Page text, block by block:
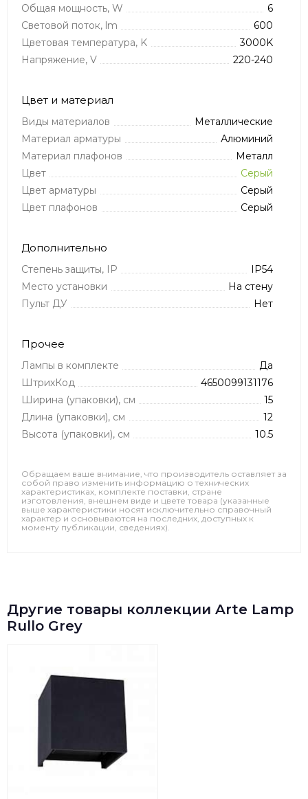
Общая мощность, W
6
Световой поток, lm
600
Цветовая температура, K
3000K
Напряжение, V
220-240
Цвет и материал
Виды материалов
Металлические
Материал арматуры
Алюминий
Материал плафонов
Металл
Цвет
Серый
Цвет арматуры
Серый
Цвет плафонов
Серый
Дополнительно
Степень защиты, IP
IP54
Место установки
На стену
Пульт ДУ
Нет
Прочее
Лампы в комплекте
Да
ШтрихКод
4650099131176
Ширина (упаковки), см
15
Длина (упаковки), см
12
Высота (упаковки), см
10.5
Обращаем ваше внимание, что производитель оставляет за
собой право изменить информацию о технических
характеристиках, комплекте поставки, стране
изготовления, внешнем виде и цвете товара (указанные
выше характеристики носят исключительно справочный
характер и основываются на последних, доступных к
моменту публикации, сведениях).
Другие товары коллекции Arte Lamp
Rullo Grey